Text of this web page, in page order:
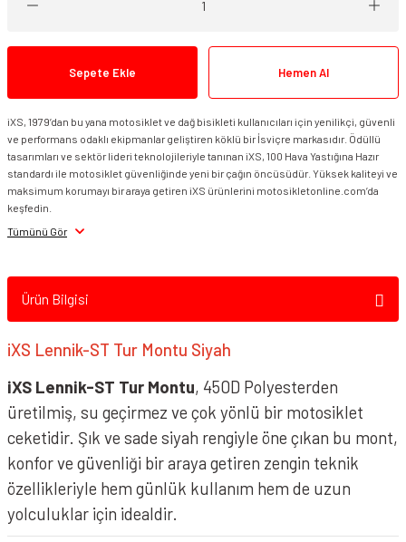
iXS Lennik ST Mont Gri Kahverengi iXS Lennik ST Mont Gri Mavi Siyah
Sepete Ekle Hemen Al
iXS, 1979’dan bu yana motosiklet ve dağ bisikleti kullanıcıları için yenilikçi, güvenli
ve performans odaklı ekipmanlar geliştiren köklü bir İsviçre markasıdır. Ödüllü
tasarımları ve sektör lideri teknolojileriyle tanınan iXS, 100 Hava Yastığına Hazır
standardı ile motosiklet güvenliğinde yeni bir çağın öncüsüdür. Yüksek kaliteyi ve
maksimum korumayı bir araya getiren iXS ürünlerini motosikletonline.com’da
keşfedin.
Tümünü Gör
Ürün Bilgisi
iXS Lennik-ST Tur Montu Siyah
iXS Lennik-ST Tur Montu, 450D Polyesterden
üretilmiş, su geçirmez ve çok yönlü bir motosiklet
ceketidir. Şık ve sade siyah rengiyle öne çıkan bu mont,
konfor ve güvenliği bir araya getiren zengin teknik
özellikleriyle hem günlük kullanım hem de uzun
yolculuklar için idealdir.